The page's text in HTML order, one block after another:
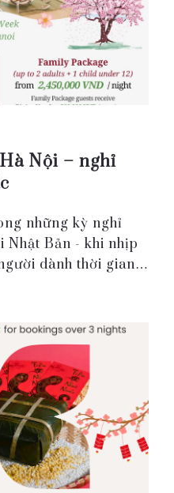
Nội – nghỉ
những kỳ nghỉ
Nhật Bản - khi nhịp
dành thời gian